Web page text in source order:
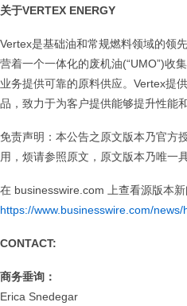
关于VERTEX ENERGY
Vertex是基础油和常规燃料领域的领
营着一个一体化的废机油(“UMO”)收
业务提供可靠的原料供应。Vertex提
品，致力于为客户提供能够提升性能
免责声明：本公告之原文版本乃官方
用，烦请参照原文，原文版本乃唯一
在 businesswire.com 上查看源版本新
https://www.businesswire.com/
CONTACT:
商务垂询：
Erica Snedegar